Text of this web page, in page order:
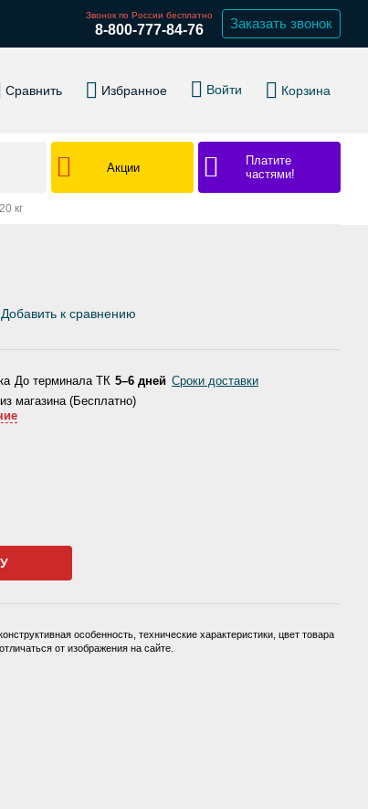
Звонок по России бесплатно
8-800-777-84-76 Заказать звонок
Сравнить Избранное Войти Корзина
Акции
Платите
частями!
кг
Добавить к сравнению
До терминала ТК 5–6 дней Сроки доставки
магазина (Бесплатно)
особенность, технические характеристики, цвет товара
от изображения на сайте.